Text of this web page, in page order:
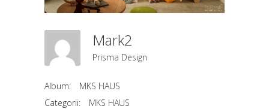
Mark2
Prisma Design
Album:
MKS HAUS
Categorii:
MKS HAUS